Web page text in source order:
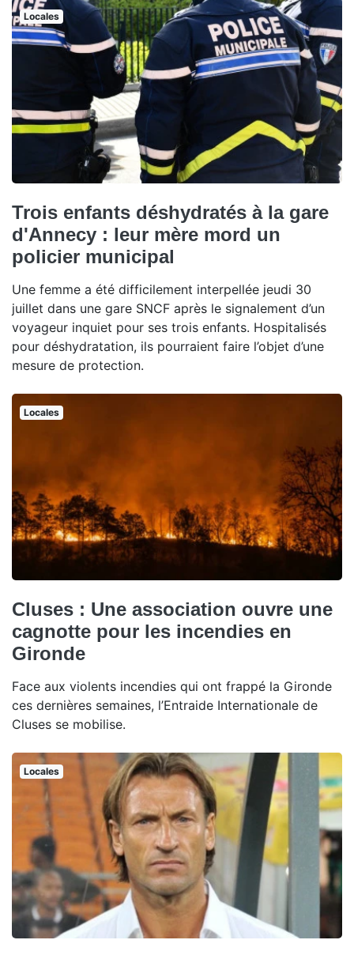
Locales
Trois enfants déshydratés à la gare
d'Annecy : leur mère mord un
policier municipal
Une femme a été difficilement interpellée jeudi 30
juillet dans une gare SNCF après le signalement d’un
voyageur inquiet pour ses trois enfants. Hospitalisés
pour déshydratation, ils pourraient faire l’objet d’une
mesure de protection.
Locales
Cluses : Une association ouvre une
cagnotte pour les incendies en
Gironde
Face aux violents incendies qui ont frappé la Gironde
ces dernières semaines, l’Entraide Internationale de
Cluses se mobilise.
Locales